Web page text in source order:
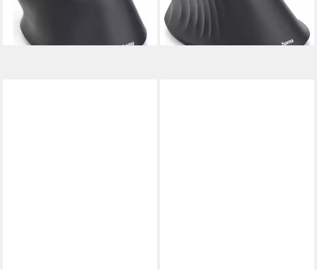
ab 33,54 €
lieferbar - in 2-3 Werktagen bei dir
ab 33,54 €
lieferbar - in 2-3 Werktagen bei dir